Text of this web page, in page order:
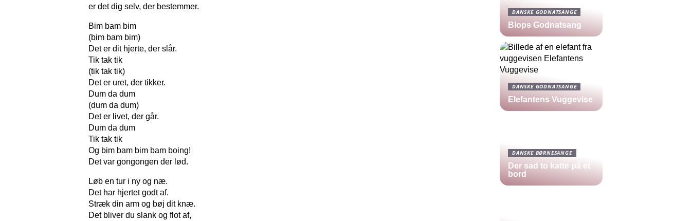
er det dig selv, der bestemmer.
Bim bam bim
(bim bam bim)
Det er dit hjerte, der slår.
Tik tak tik
(tik tak tik)
Det er uret, der tikker.
Dum da dum
(dum da dum)
Det er livet, der går.
Dum da dum
Tik tak tik
Og bim bam bim bam boing!
Det var gongongen der lød.
Løb en tur i ny og næ.
Det har hjertet godt af.
Stræk din arm og bøj dit knæ.
Det bliver du slank og flot af,
DANSKE GODNATSANGE
Blops Godnatsang
DANSKE GODNATSANGE
Elefantens Vuggevise
DANSKE BØRNESANGE
Der sad to katte på et
bord